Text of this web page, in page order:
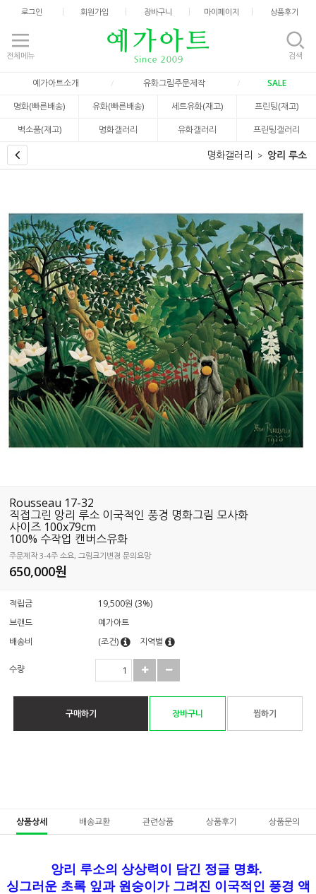
로그인 회원가입 장바구니 마이페이지 상품후기
전체메뉴 검색
예가아트소개 유화그림주문제작
SALE
명화(빠른배송)
유화(빠른배송) 세트유화(재고)
프린팅(재고)
벽소품(재고)
명화갤러리 유화갤러리 프린팅갤러리
명화갤러리 앙리 루소
Rousseau 17-32
직접그린 앙리 루소 이국적인 풍경 명화그림 모사화
사이즈 100x79cm
100% 수작업 캔버스유화
주문제작 3-4주 소요, 그림크기변경 문의요망
650,000원
적립금
19,500원 (3%)
브랜드
예가아트
배송비
(조건) 지역별
수량
구매하기 장바구니 찜하기
상품상세 배송교환 관련상품 상품후기 상품문의
앙리 루소의 상상력이 담긴 정글 명화.
싱그러운 초록 잎과 원숭이가 그려진 이국적인 풍경 액